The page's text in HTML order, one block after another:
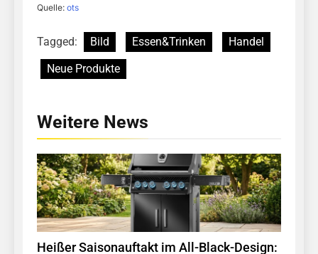
Quelle: ots
Tagged: Bild Essen&Trinken
Handel
Neue Produkte
Weitere News
Heißer Saisonauftakt im All-Black-Design: